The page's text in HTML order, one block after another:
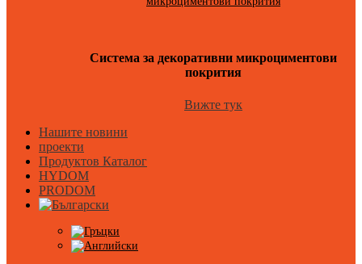
Система за декоративни микроциментови
покрития
Вижте тук
Нашите новини
проекти
Продуктов Каталог
HYDOM
PRODOM